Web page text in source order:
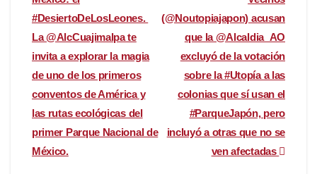
entradas
(@Noutopiajapon) acusan
que la @Alcaldia_AO
excluyó de la votación
sobre la #Utopía a las
colonias que sí usan el
#ParqueJapón, pero
incluyó a otras que no se
ven afectadas
#DesiertoDeLosLeones. ️
La @AlcCuajimalpa te
invita a explorar la magia
de uno de los primeros
conventos de América y
las rutas ecológicas del
primer Parque Nacional de
México.